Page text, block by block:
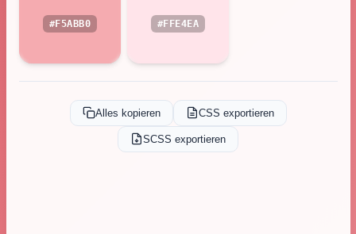
#F5ABB0 #FFE4EA
Alles kopieren CSS exportieren
SCSS exportieren